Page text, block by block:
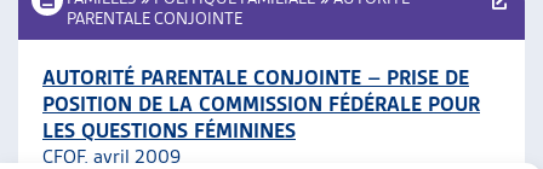
PARENTALE CONJOINTE
AUTORITÉ PARENTALE CONJOINTE – PRISE DE
POSITION DE LA COMMISSION FÉDÉRALE POUR
LES QUESTIONS FÉMININES
CFQF, avril 2009